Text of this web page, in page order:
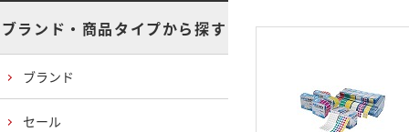
ブランド・商品タイプから探す
ブランド
セール